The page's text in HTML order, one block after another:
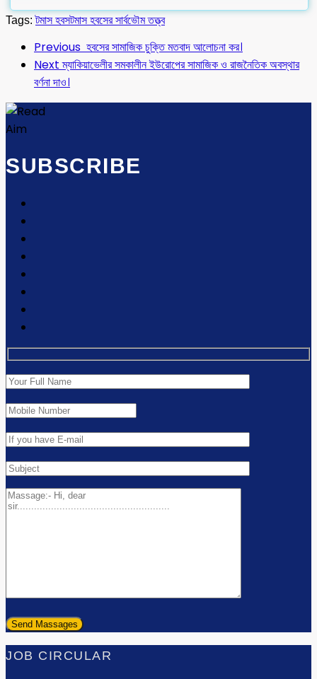
Tags:টমাস হবসটমাস হবসের সার্বভৌম তত্ত্ব
Previous হবসের সামাজিক ‍চুক্তি মতবাদ আলোচনা কর।
Next ম্যাকিয়াভেলীর সমকালীন ইউরোপের সামাজিক ও রাজনৈতিক অবস্থার
বর্ণনা দাও।
SUBSCRIBE
JOB CIRCULAR